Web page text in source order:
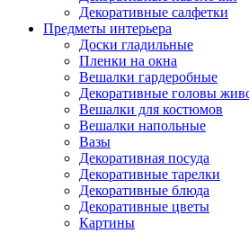
Декоративные салфетки
Предметы интерьера
Доски гладильные
Пленки на окна
Вешалки гардеробные
Декоративные головы
Вешалки для костюмов
Вешалки напольные
Вазы
Декоративная посуда
Декоративные тарелки
Декоративные блюда
Декоративные цветы
Картины